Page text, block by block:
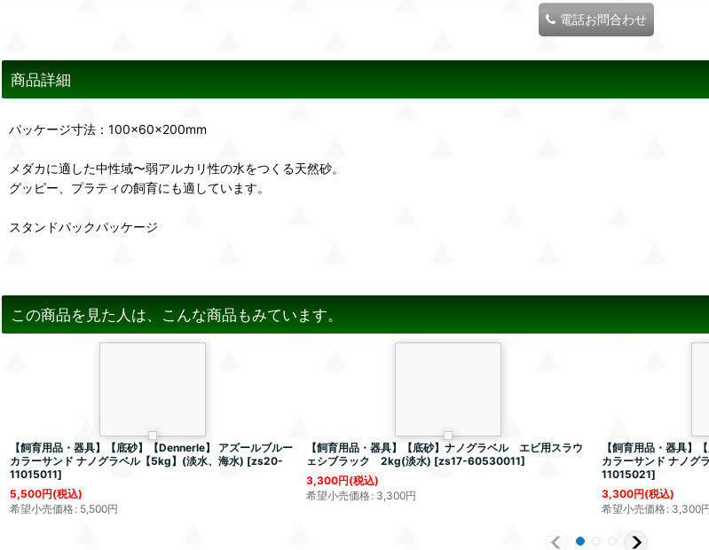
電話お問合わせ
商品詳細
パッケージ寸法：100×60×200mm
メダカに適した中性域〜弱アルカリ性の水をつくる天然砂。
グッピー、プラティの飼育にも適しています。
スタンドパックパッケージ
この商品を見た人は、こんな商品もみています。
【飼育用品・器具】【底砂】【Dennerle】 アズールブルー
カラーサンド ナノグラベル【5kg】(淡水、海水) [zs20-
11015011]
5,500円(税込)
希望小売価格: 5,500円
【飼育用品・器具】【底砂】ナノグラベル エビ用スラウ
ェシブラック 2kg(淡水) [zs17-60530011]
3,300円(税込)
希望小売価格: 3,300円
【飼育用品・器具】
カラーサンド ナノグ
11015021]
3,300円(税込)
希望小売価格: 3,300